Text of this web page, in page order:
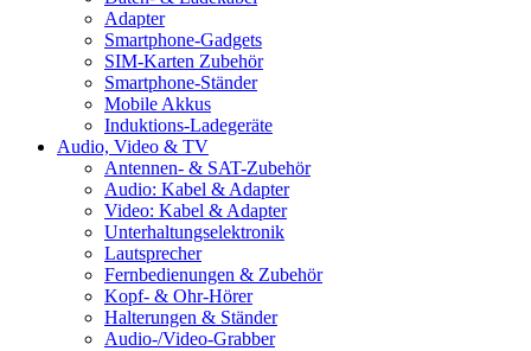
Adapter
Smartphone-Gadgets
SIM-Karten Zubehör
Smartphone-Ständer
Mobile Akkus
Induktions-Ladegeräte
Audio, Video & TV
Antennen- & SAT-Zubehör
Audio: Kabel & Adapter
Video: Kabel & Adapter
Unterhaltungselektronik
Lautsprecher
Fernbedienungen & Zubehör
Kopf- & Ohr-Hörer
Halterungen & Ständer
Audio-/Video-Grabber